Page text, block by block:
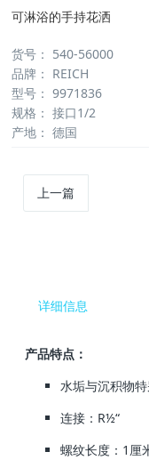
可淋浴的手持花洒
货号： 540-56000
品牌： REICH
型号： 9971836
规格： 接口1/2
产地： 德国
上一篇
详细信息
产品特点：
水垢与沉积物
连接：R½“
螺纹长度：1厘